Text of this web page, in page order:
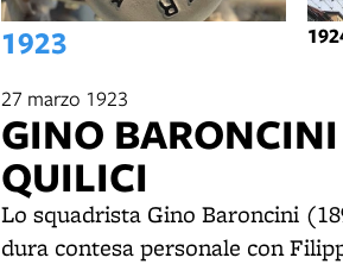
1923
27 marzo 1923
GINO
QUILICI
Lo squadrista Gino Baroncini
dura contesa personale con